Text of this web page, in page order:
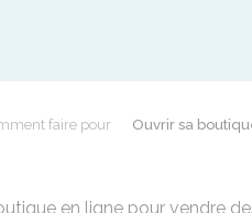
faire pour Ouvrir sa
en ligne pour vendre